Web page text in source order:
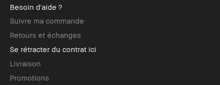
Besoin d'aide ?
Suivre ma commande
Retours et échanges
Se rétracter du contrat ici
Livraison
Promotions